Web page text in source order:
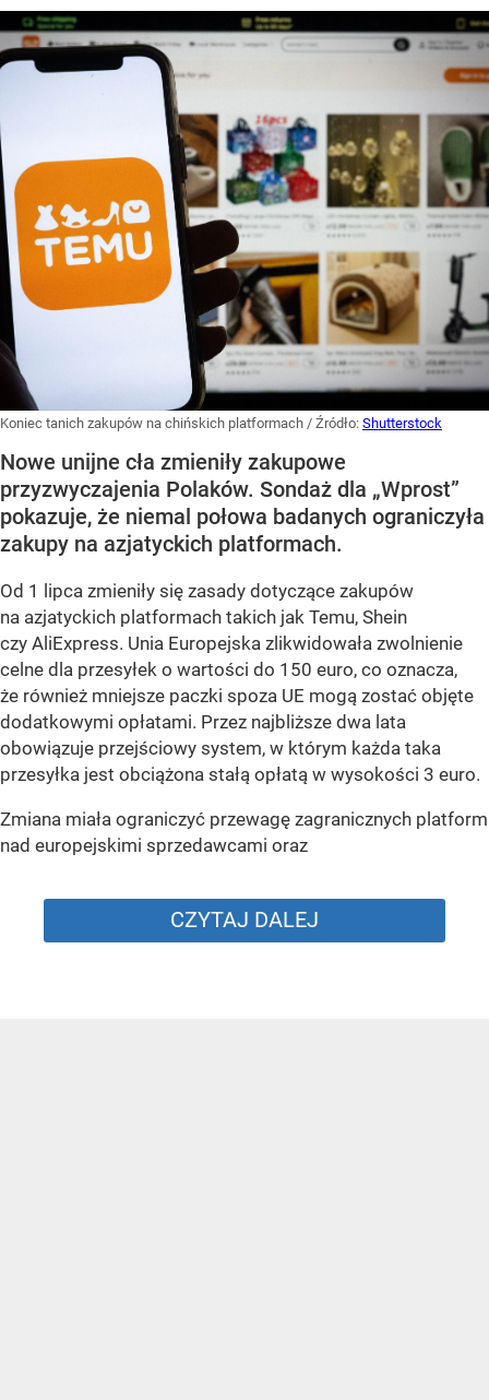
Koniec tanich zakupów na chińskich platformach / Źródło: Shutterstock
Nowe unijne cła zmieniły zakupowe
przyzwyczajenia Polaków. Sondaż dla „Wprost”
pokazuje, że niemal połowa badanych ograniczyła
zakupy na azjatyckich platformach.
Od 1 lipca zmieniły się zasady dotyczące zakupów
na azjatyckich platformach takich jak Temu, Shein
czy AliExpress. Unia Europejska zlikwidowała zwolnienie
celne dla przesyłek o wartości do 150 euro, co oznacza,
że również mniejsze paczki spoza UE mogą zostać objęte
dodatkowymi opłatami. Przez najbliższe dwa lata
obowiązuje przejściowy system, w którym każda taka
przesyłka jest obciążona stałą opłatą w wysokości 3 euro.
Zmiana miała ograniczyć przewagę zagranicznych platform
nad europejskimi sprzedawcami oraz
CZYTAJ DALEJ